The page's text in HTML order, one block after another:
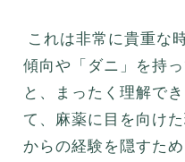
これは非常に貴重な
傾向や「ダニ」を持
と、まったく理解で
て、麻薬に目を向け
からの経験を隠すた